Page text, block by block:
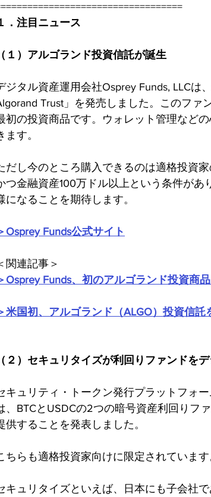
．注目ニュース
（１）アルゴランド投資信託が誕生
ジタル資産運用会社Osprey Funds, LLCは
Trust」を発売しました。このファ
初の投資商品です。ウォレット管理など
ます。
だし今のところ購入できるのは適格投資
つ金融資産100万ドル以上という条件が
になることを期待します。
Osprey Funds公式サイト
関連記事＞
Osprey Funds、初のアルゴランド投資商
米国初、アルゴランド（ALGO）投資信
（２）セキュリタイズが利回りファンドを
キュリティ・トークン発行プラットフォ
、BTCとUSDCの2つの暗号資産利回りフ
供することを発表しました。
ちらも適格投資家向けに限定されています
キュリタイズといえば、日本にも子会社